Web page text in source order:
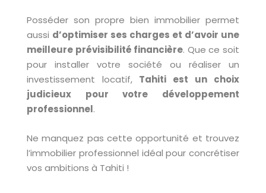
Posséder son propre bien immobilier permet
aussi d’optimiser ses charges et d’avoir une
meilleure prévisibilité financière. Que ce soit
pour installer votre société ou réaliser un
investissement locatif, Tahiti est un choix
judicieux pour votre développement
professionnel.
Ne manquez pas cette opportunité et trouvez
l’immobilier professionnel idéal pour concrétiser
vos ambitions à Tahiti !